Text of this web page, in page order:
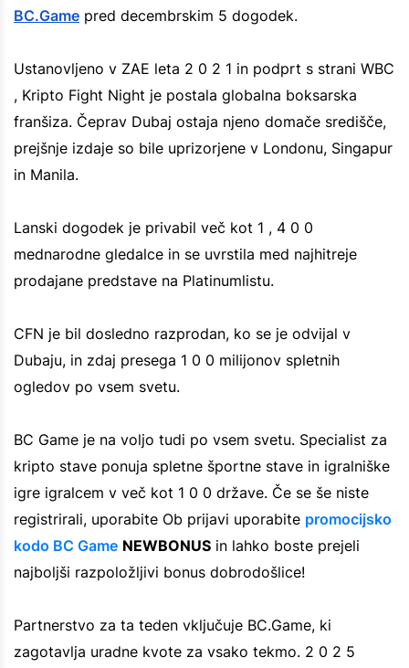
BC.Game pred decembrskim 5 dogodek.
Ustanovljeno v ZAE leta 2 0 2 1 in podprt s strani WBC
, Kripto Fight Night je postala globalna boksarska
franšiza. Čeprav Dubaj ostaja njeno domače središče,
prejšnje izdaje so bile uprizorjene v Londonu, Singapur
in Manila.
Lanski dogodek je privabil več kot 1 , 4 0 0
mednarodne gledalce in se uvrstila med najhitreje
prodajane predstave na Platinumlistu.
CFN je bil dosledno razprodan, ko se je odvijal v
Dubaju, in zdaj presega 1 0 0 milijonov spletnih
ogledov po vsem svetu.
BC Game je na voljo tudi po vsem svetu. Specialist za
kripto stave ponuja spletne športne stave in igralniške
igre igralcem v več kot 1 0 0 države. Če se še niste
registrirali, uporabite Ob prijavi uporabite promocijsko
kodo BC Game NEWBONUS in lahko boste prejeli
najboljši razpoložljivi bonus dobrodošlice!
Partnerstvo za ta teden vključuje BC.Game, ki
zagotavlja uradne kvote za vsako tekmo. 2 0 2 5